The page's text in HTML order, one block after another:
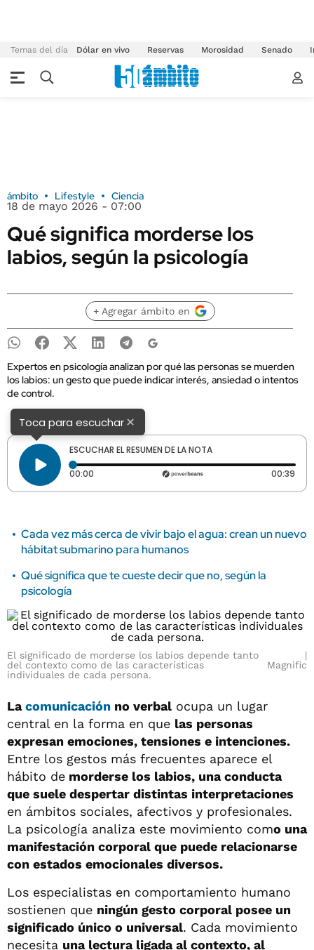
Temas del día Dólar en vivo Reservas Morosidad Senado
ámbito Lifestyle Ciencia
18 de mayo 2026 - 07:00
Qué significa morderse los
labios, según la psicología
+ Agregar ámbito en
Expertos en psicología analizan por qué las personas se muerden
los labios: un gesto que puede indicar interés, ansiedad o intentos
de control.
Toca para escuchar×
ESCUCHAR EL RESUMEN DE LA NOTA
00:00 Tiempo transcurrido: 0 segundos 00:39
Cada vez más cerca de vivir bajo el agua: crean un nuevo
hábitat submarino para humanos
Qué significa que te cueste decir que no, según la
psicología
El significado de morderse los labios depende tanto
del contexto como de las características
individuales de cada persona.
Magnific
Lacomunicación no verbal ocupa un lugar
central en la forma en que las personas
expresan emociones, tensiones e intenciones.
Entre los gestos más frecuentes aparece el
hábito de morderse los labios, una conducta
que suele despertar distintas interpretaciones
en ámbitos sociales, afectivos y profesionales.
La psicología analiza este movimiento como una
manifestación corporal que puede relacionarse
con estados emocionales diversos.
Los especialistas en comportamiento humano
sostienen que ningún gesto corporal posee un
significado único o universal. Cada movimiento
necesita una lectura ligada al contexto, al